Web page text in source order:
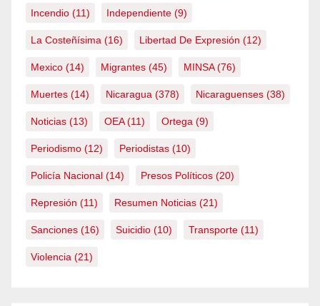
Incendio (11) Independiente (9)
La Costeñísima (16) Libertad De Expresión (12)
Mexico (14) Migrantes (45) MINSA(76)
Muertes (14) Nicaragua (378) Nicaraguenses (38)
Noticias (13) OEA(11) Ortega (9)
Periodismo (12) Periodistas (10)
Policía Nacional (14) Presos Políticos (20)
Represión (11) Resumen Noticias (21)
Sanciones (16) Suicidio (10) Transporte (11)
Violencia (21)